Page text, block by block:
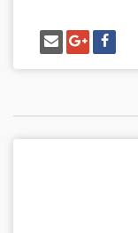
شارك
على
فيسبوك
شارك
على
غوغل
بلس
إرسل
إيميل